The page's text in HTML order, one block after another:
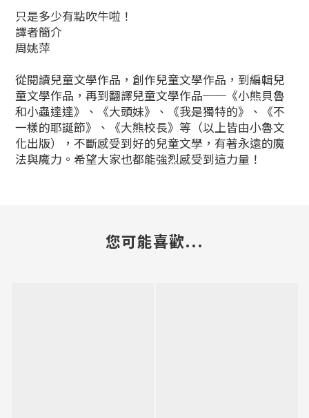
只是多少有點吹牛啦！
譯者簡介
周姚萍
從閱讀兒童文學作品，創作兒童文學作品，到編輯兒
童文學作品，再到翻譯兒童文學作品──《小熊貝魯
和小蟲達達》、《大頭妹》、《我是獨特的》、《不
一樣的耶誕節》、《大熊校長》等（以上皆由小魯文
化出版），不斷感受到好的兒童文學，有著永遠的魔
法與魔力。希望大家也都能強烈感受到這力量！
您可能喜歡...